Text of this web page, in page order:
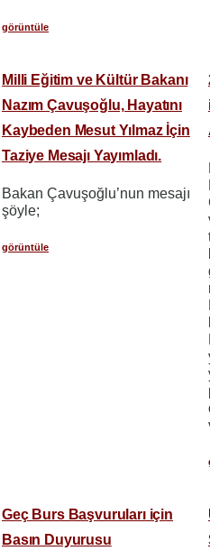
görüntüle
Milli Eğitim ve Kültür Bakanı
Nazım Çavuşoğlu, Hayatını
Kaybeden Mesut Yılmaz İçin
Taziye Mesajı Yayımladı.
Bakan Çavuşoğlu’nun mesajı
şöyle;
görüntüle
Geç Burs Başvuruları için
Basın Duyurusu